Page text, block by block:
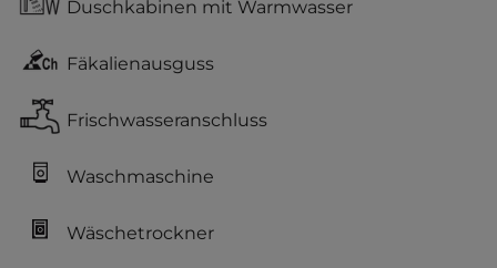
Duschkabinen mit Warmwasser
Fäkalienausguss
Frischwasseranschluss
Waschmaschine
Wäschetrockner